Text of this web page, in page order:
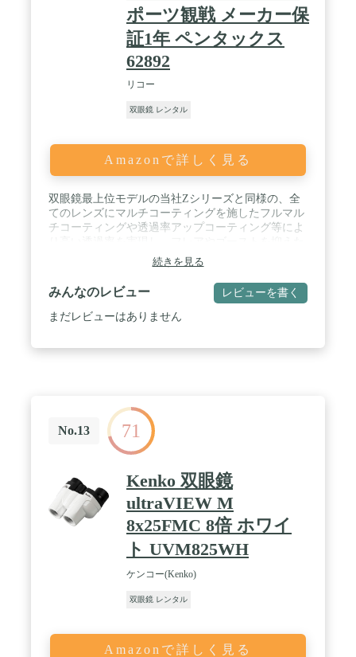
ポーツ観戦 メーカー保
証1年 ペンタックス
62892
リコー
双眼鏡 レンタル
Amazonで詳しく見る
双眼鏡最上位モデルの当社Zシリーズと同様の、全
てのレンズにマルチコーティングを施したフルマル
チコーティングや透過率アップコーティング等によ
クリアな視界を実現しています。 / 小型軽量と高性
能を両立した対物口径32㎜を採用 / フルマルチコー
ティング、透過率アップコーティングの採用によ
り、フレアやゴーストをおさえ、クリアな視界を実
現。 / 悪天候でも安心のJIS保護等級6級相当の防水
続きを見る
みんなのレビュー レビューを書く
まだレビューはありません
No.13 71
Kenko 双眼鏡
ultraVIEW M
8x25FMC 8倍 ホワイ
ト UVM825WH
ケンコー(Kenko)
双眼鏡 レンタル
Amazonで詳しく見る